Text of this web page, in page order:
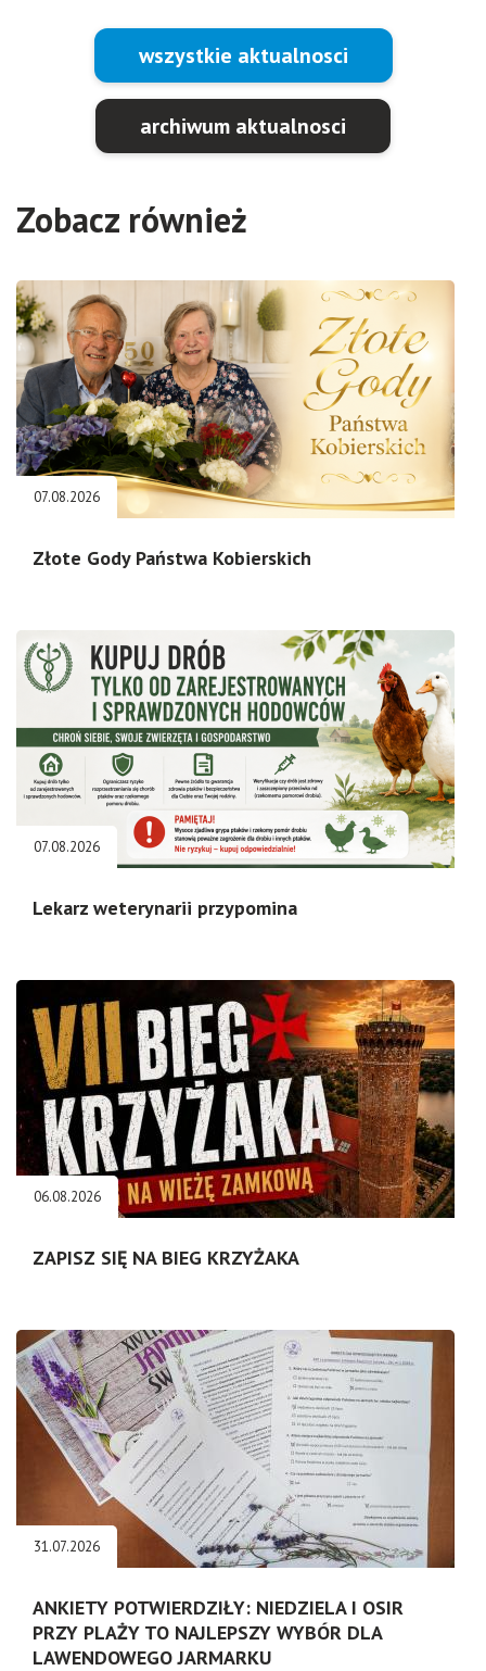
wszystkie aktualnosci
archiwum aktualnosci
Zobacz również
07.08.2026
Złote Gody Państwa Kobierskich
07.08.2026
Lekarz weterynarii przypomina
06.08.2026
ZAPISZ SIĘ NA BIEG KRZYŻAKA
31.07.2026
ANKIETY POTWIERDZIŁY: NIEDZIELA I OSIR
PRZY PLAŻY TO NAJLEPSZY WYBÓR DLA
LAWENDOWEGO JARMARKU